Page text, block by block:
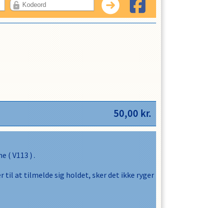
50,00 kr.
( V113 ) .
til at tilmelde sig holdet, sker det ikke ryger